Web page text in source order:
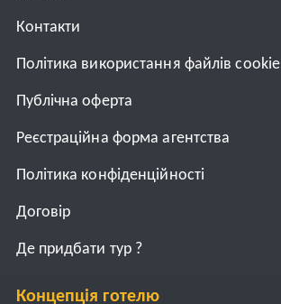
Контакти
Політика використання файлів cookie
Публічна оферта
Реєстраційна форма агентства
Політика конфіденційності
Договiр
Де придбати тур ?
Концепція готелю